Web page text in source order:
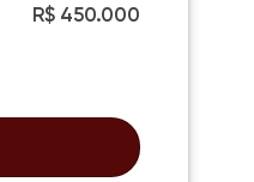
R$ 450.000